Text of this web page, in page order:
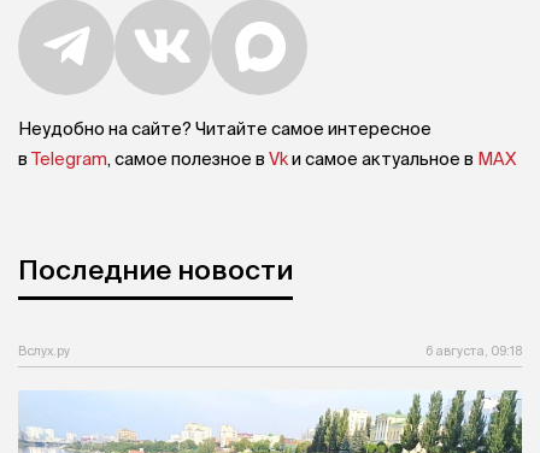
Неудобно на сайте? Читайте самое интересное
в Telegram, самое полезное в Vkи самое актуальное в MAX
Последние новости
Вслух.ру 6 августа, 09:18